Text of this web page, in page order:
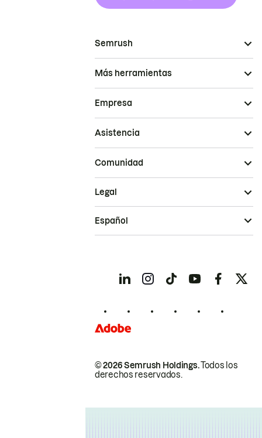
Semrush
Más herramientas
Empresa
Asistencia
Comunidad
© 2026 Semrush Holdings.Todos los
derechos reservados.
Legal
Español